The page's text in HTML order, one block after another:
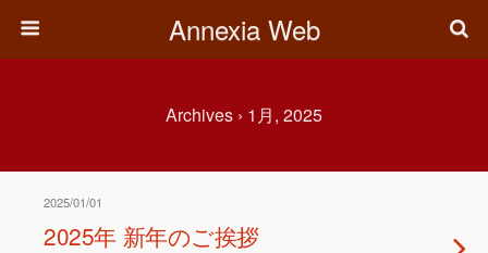
Annexia Web
Archives › 1月, 2025
2025/01/01
2025年 新年のご挨拶